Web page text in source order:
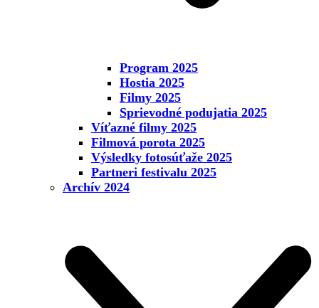
Program 2025
Hostia 2025
Filmy 2025
Sprievodné podujatia 2025
Víťazné filmy 2025
Filmová porota 2025
Výsledky fotosúťaže 2025
Partneri festivalu 2025
Archív 2024